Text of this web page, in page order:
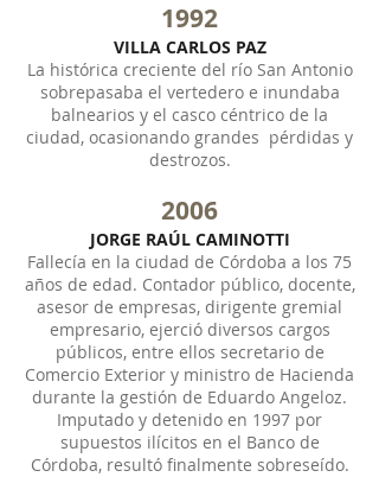
1992
VILLA CARLOS PAZ
La histórica creciente del río San Antonio
sobrepasaba el vertedero e inundaba
balnearios y el casco céntrico de la
ciudad, ocasionando grandes pérdidas y
destrozos.
2006
JORGE RAÚL CAMINOTTI
Fallecía en la ciudad de Córdoba a los 75
años de edad. Contador público, docente,
asesor de empresas, dirigente gremial
empresario, ejerció diversos cargos
públicos, entre ellos secretario de
Comercio Exterior y ministro de Hacienda
durante la gestión de Eduardo Angeloz.
Imputado y detenido en 1997 por
supuestos ilícitos en el Banco de
Córdoba, resultó finalmente sobreseído.